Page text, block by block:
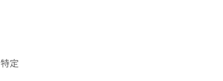
定